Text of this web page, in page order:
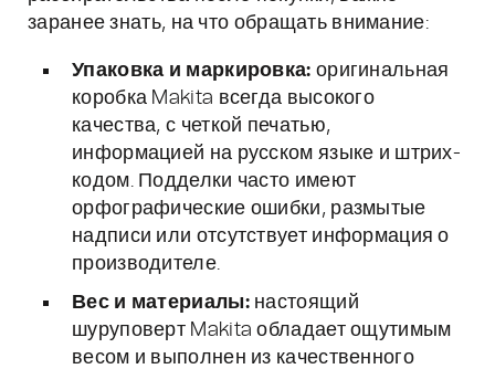
заранее знать, на что обращать внимание:
Упаковка и маркировка: оригинальная
коробка Makita всегда высокого
качества, с четкой печатью,
информацией на русском языке и штрих-
кодом. Подделки часто имеют
орфографические ошибки, размытые
надписи или отсутствует информация о
производителе.
Вес и материалы:настоящий
шуруповерт Makita обладает ощутимым
весом и выполнен из качественного